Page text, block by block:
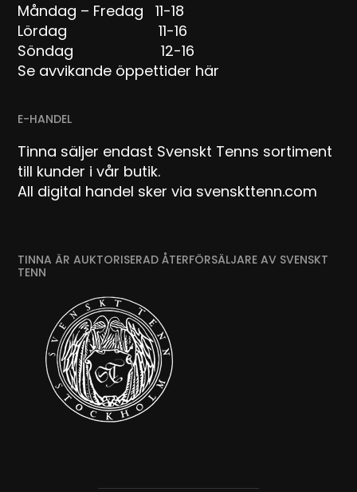
Måndag – Fredag 11-18
Lördag 11-16
Söndag 12-16
Se avvikande öppettider här
E-HANDEL
Tinna säljer endast Svenskt Tenns sortiment
till kunder i vår butik.
All digital handel sker via svenskttenn.com
TINNA ÄR AUKTORISERAD ÅTERFÖRSÄLJARE AV SVENSKT
TENN